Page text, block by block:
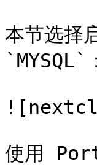
本节选择
`MYSQL`：
使用